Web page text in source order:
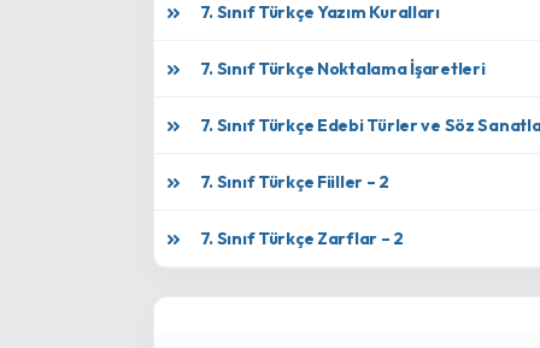
7. Sınıf Türkçe Yazım Kuralları
7. Sınıf Türkçe Noktalama İşaretleri
7. Sınıf Türkçe Edebi Türler ve Söz
7. Sınıf Türkçe Fiiller – 2
7. Sınıf Türkçe Zarflar – 2